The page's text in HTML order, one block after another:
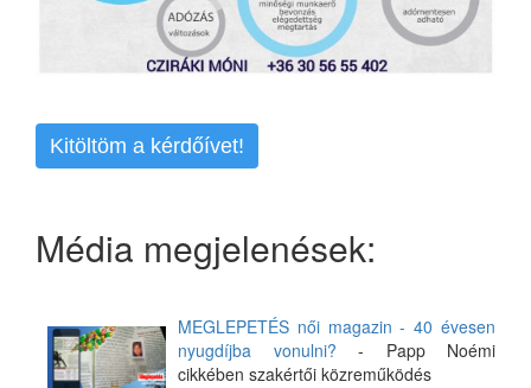
Kitöltöm a kérdőívet!
Média megjelenések:
MEGLEPETÉS női magazin - 40 évesen
nyugdíjba vonulni? - Papp Noémi
cikkében szakértői közreműködés